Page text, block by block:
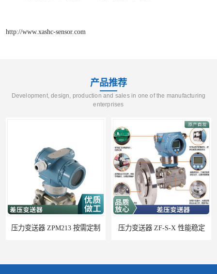
http://www.xashc-sensor.com
产品推荐
Development, design, production and sales in one of the manufacturing
enterprises
压力变送器 ZPM213 按需定制 压力变送器 ZF-S-X 性能稳定